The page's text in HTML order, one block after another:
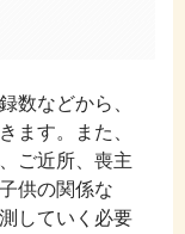
数などから、
ます。また、
ご近所、喪主
供の関係な
していく必要